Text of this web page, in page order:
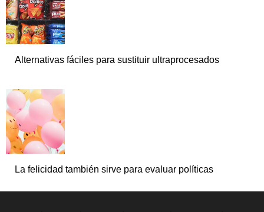
Alternativas fáciles para sustituir ultraprocesados
La felicidad también sirve para evaluar políticas